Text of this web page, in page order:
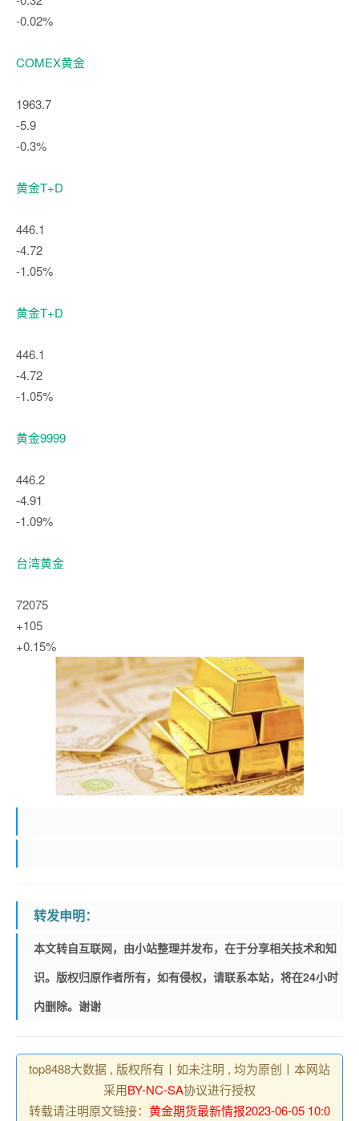
-0.02%
COMEX黄金
1963.7
-5.9
-0.3%
黄金T+D
446.1
-4.72
-1.05%
黄金T+D
446.1
-4.72
-1.05%
黄金9999
446.2
-4.91
-1.09%
台湾黄金
72075
+105
+0.15%
转发申明：
本文转自互联网，由小站整理并发布，在于分享相关技术和知
识。版权归原作者所有，如有侵权，请联系本站，将在24小时
内删除。谢谢
top8488大数据 , 版权所有丨如未注明 , 均为原创丨本网站
采用BY-NC-SA协议进行授权
转载请注明原文链接： 黄金期货最新情报2023-06-05 10:0